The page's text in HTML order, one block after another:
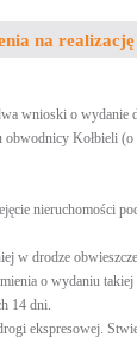
na
wnioski o
Kołbieli
nieruchomości
w drodze
o wydaniu
14 dni.
ekspresowej.